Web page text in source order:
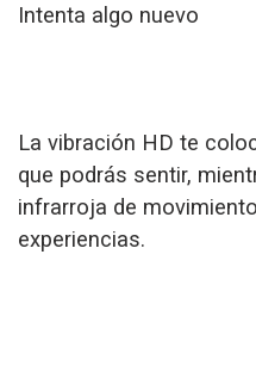
Intenta algo nuevo
La vibración HD te
que podrás sentir,
infrarroja de
experiencias.